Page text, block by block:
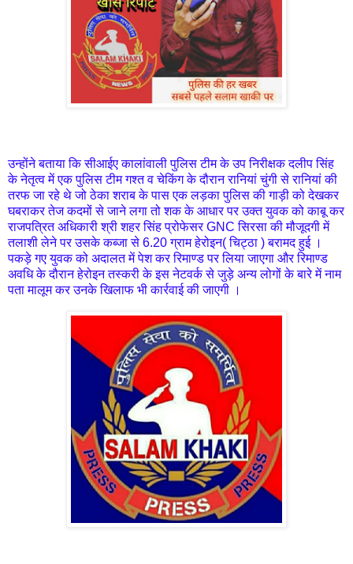
उन्होंने बताया कि सीआईए कालांवाली पुलिस टीम के उप निरीक्षक दलीप सिंह
के नेतृत्व में एक पुलिस टीम गश्त व चेकिंग के दौरान रानियां चुंगी से रानियां की
तरफ जा रहे थे जो ठेका शराब के पास एक लड़का पुलिस की गाड़ी को देखकर
घबराकर तेज कदमों से जाने लगा तो शक के आधार पर उक्त युवक को काबू कर
राजपत्रित अधिकारी श्री शहर सिंह प्रोफेसर GNC सिरसा की मौजूदगी में
तलाशी लेने पर उसके कब्जा से 6.20 ग्राम हेरोइन( चिट्ठा ) बरामद हुई ।
पकड़े गए युवक को अदालत में पेश कर रिमाण्ड पर लिया जाएगा और रिमाण्ड
अवधि के दौरान हेरोइन तस्करी के इस नेटवर्क से जुड़े अन्य लोगों के बारे में नाम
पता मालूम कर उनके खिलाफ भी कार्रवाई की जाएगी ।